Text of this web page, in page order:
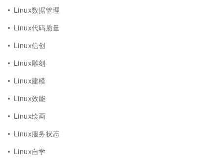
Linux数据管理
Linux代码质量
Linux信创
Linux雕刻
Linux建模
Linux效能
Linux绘画
Linux服务状态
Linux自学